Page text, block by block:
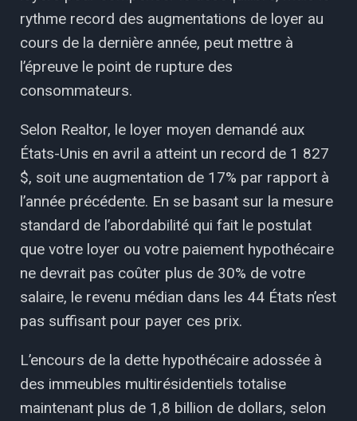
rythme record des augmentations de loyer au
cours de la dernière année, peut mettre à
l’épreuve le point de rupture des
consommateurs.
Selon Realtor, le loyer moyen demandé aux
États-Unis en avril a atteint un record de 1 827
$, soit une augmentation de 17% par rapport à
l’année précédente. En se basant sur la mesure
standard de l’abordabilité qui fait le postulat
que votre loyer ou votre paiement hypothécaire
ne devrait pas coûter plus de 30% de votre
salaire, le revenu médian dans les 44 États n’est
pas suffisant pour payer ces prix.
L’encours de la dette hypothécaire adossée à
des immeubles multirésidentiels totalise
maintenant plus de 1,8 billion de dollars, selon